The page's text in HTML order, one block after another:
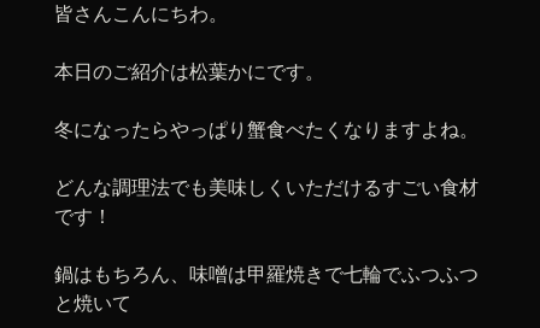
皆さんこんにちわ。
本日のご紹介は松葉かにです。
冬になったらやっぱり蟹食べたくなりますよね。
どんな調理法でも美味しくいただけるすごい食材
です！
鍋はもちろん、味噌は甲羅焼きで七輪でふつふつ
と焼いて